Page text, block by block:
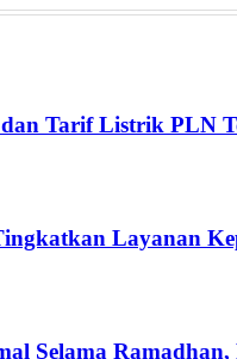
Tarif Listrik PLN
Layanan
Selama Ramadhan,